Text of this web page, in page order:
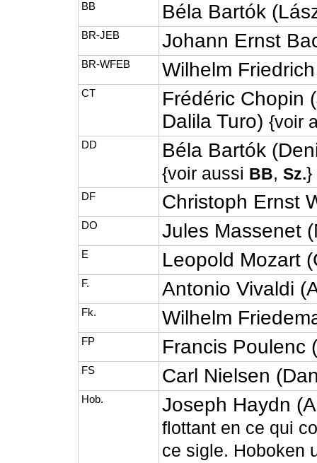
BB
Béla Bartók
BR-JEB Johann Ernst
BR-WFEB Wilhelm
CT
Frédéric Chopin
Dalila Turo){voir
DD Béla Bartók
{voir aussi BB,Sz.}
DF Christoph Ernst
DO Jules Massenet
E Leopold Mozart
F. Antonio Vivaldi
Fk. Wilhelm
FP Francis Poulenc
FS Carl Nielsen
Hob. Joseph Haydn
flottant en ce qui
ce sigle. Hoboken